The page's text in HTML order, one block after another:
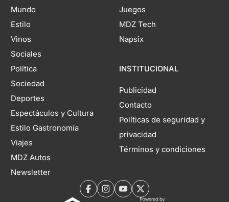
Mundo
Estilo
Vinos
Sociales
Política
Sociedad
Deportes
Espectáculos y Cultura
Estilo Gastronomía
Viajes
MDZ Autos
Newsletter
Juegos
MDZ Tech
Napsix
INSTITUCIONAL
Publicidad
Contacto
Políticas de seguridad y
privacidad
Términos y condiciones